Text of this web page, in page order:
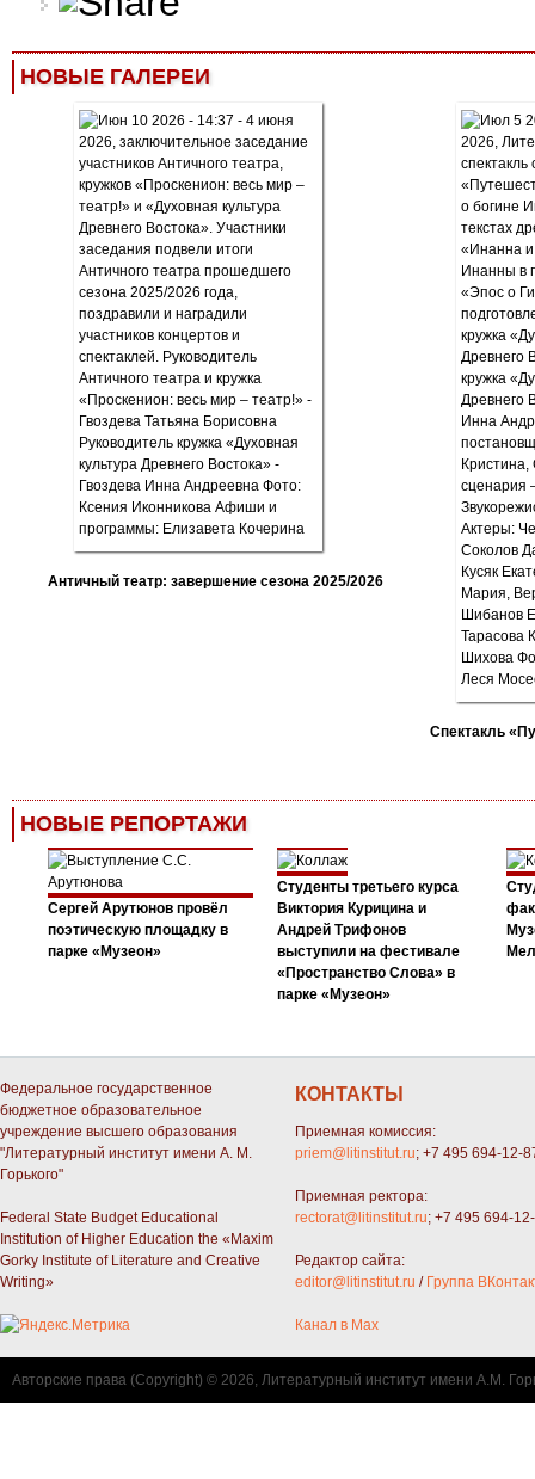
НОВЫЕ ГАЛЕРЕИ
Античный театр: завершение сезона 2025/2026
Спектакль
НОВЫЕ РЕПОРТАЖИ
Сергей Арутюнов провёл
поэтическую площадку в
парке «Музеон»
Студенты третьего курса
Виктория Курицина и
Андрей Трифонов
выступили на фестивале
«Пространство Слова» в
парке «Музеон»
Федеральное государственное
бюджетное образовательное
учреждение высшего образования
"Литературный институт имени А. М.
Горького"
Federal State Budget Educational
Institution of Higher Education the «Maxim
Gorky Institute of Literature and Creative
Writing»
КОНТАКТЫ
Приемная комиссия:
priem@litinstitut.ru; +7 495 694-12-
Приемная ректора:
rectorat@litinstitut.ru; +7 495 694-
Редактор сайта:
editor@litinstitut.ru / Группа
Канал в Max
Авторские права (Copyright) © 2026, Литературный институт имени А.М.